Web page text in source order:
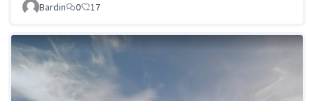
Bardin
0 17